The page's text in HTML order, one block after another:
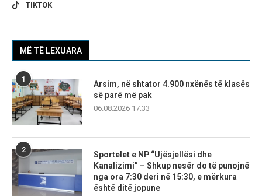
TIKTOK
MË TË LEXUARA
1
Arsim, në shtator 4.900 nxënës të klasës
së parë më pak
06.08.2026 17:33
2
Sportelet e NP “Ujësjellësi dhe
Kanalizimi” – Shkup nesër do të punojnë
nga ora 7:30 deri në 15:30, e mërkura
është ditë jopune